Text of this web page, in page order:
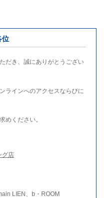
位
だき、誠にありがとうござい
ラインへのアクセスならびに
めください。
グ店
LIEN、b・ROOM